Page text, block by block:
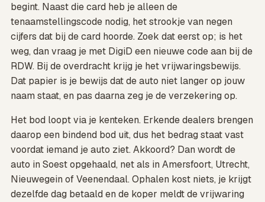
begint. Naast die card heb je alleen de
tenaamstellingscode nodig, het strookje van negen
cijfers dat bij de card hoorde. Zoek dat eerst op; is het
weg, dan vraag je met DigiD een nieuwe code aan bij de
RDW. Bij de overdracht krijg je het vrijwaringsbewijs.
Dat papier is je bewijs dat de auto niet langer op jouw
naam staat, en pas daarna zeg je de verzekering op.
Het bod loopt via je kenteken. Erkende dealers brengen
daarop een bindend bod uit, dus het bedrag staat vast
voordat iemand je auto ziet. Akkoord? Dan wordt de
auto in Soest opgehaald, net als in Amersfoort, Utrecht,
Nieuwegein of Veenendaal. Ophalen kost niets, je krijgt
dezelfde dag betaald en de koper meldt de vrijwaring